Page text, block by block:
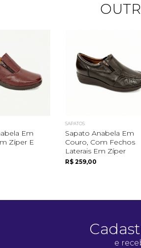
Em
Zíper E
SAPATOS
Sapato Anabela Em
Couro, Com Fechos
Laterais Em Zíper
R$ 259,00
e